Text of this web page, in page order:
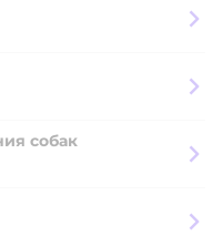
собак